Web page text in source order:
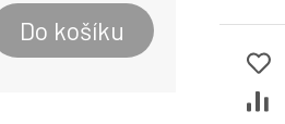
Do košíku